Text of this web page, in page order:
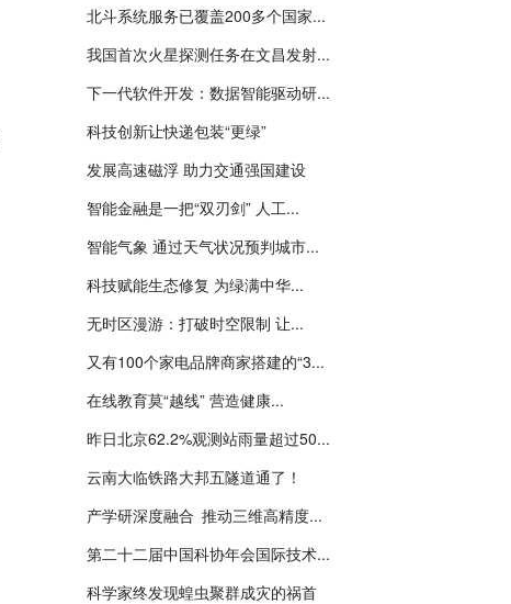
北斗系统服务已覆盖200多个国家...
我国首次火星探测任务在文昌发射...
下一代软件开发：数据智能驱动研...
科技创新让快递包装“更绿”
发展高速磁浮 助力交通强国建设
智能金融是一把“双刃剑” 人工...
智能气象 通过天气状况预判城市...
科技赋能生态修复 为绿满中华...
无时区漫游：打破时空限制 让...
又有100个家电品牌商家搭建的“3...
在线教育莫“越线” 营造健康...
昨日北京62.2%观测站雨量超过50...
云南大临铁路大邦五隧道通了！
产学研深度融合 推动三维高精度...
第二十二届中国科协年会国际技术...
科学家终发现蝗虫聚群成灾的祸首